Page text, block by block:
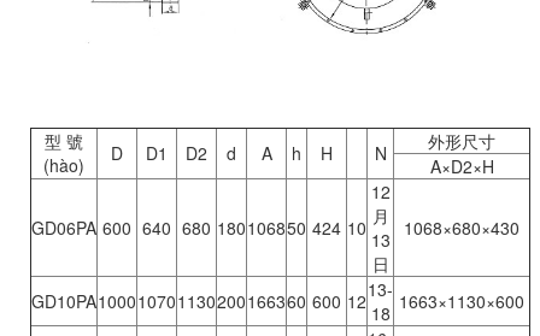
型 號
(hào)
D D1 D2 d A h H N
外形尺寸
A×D2×H
GD06PA 600 640 680 180106850 424 10
12
月
13
日
1068×680×430
GD10PA100010701130200166360 600 1213-
18 1663×1130×600